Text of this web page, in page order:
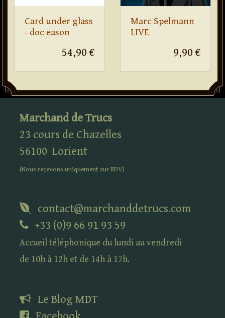
Card under glass
- doc eason
54,90 €
Marc Spelmann
LIVE
9,90 €
Marchand de Trucs
23 cours de Chazelles
56100 Lorient
(Nous reçevons uniquement surRDV)
contact@marchanddetrucs.com
+33 (0)9 66 91 93 59
Accueil téléphonique du lundi au vendredi
de 10h à 12h et de 14h à 17h.
Le Blog MDT